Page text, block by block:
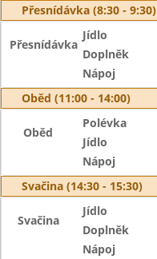
Přesnídávka (8:30 - 9:30)
Přesnídávka
Jídlo
Doplněk
Nápoj
Oběd (11:00 - 14:00)
Oběd
Polévka
Jídlo
Nápoj
Svačina (14:30 - 15:30)
Svačina
Jídlo
Doplněk
Nápoj